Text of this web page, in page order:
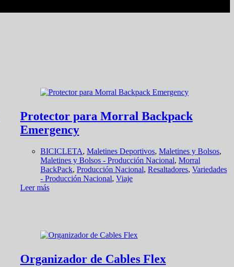
Protector para Morral Backpack
Emergency
BICICLETA, Maletines Deportivos, Maletines y Bolsos,
Maletines y Bolsos - Producción Nacional, Morral
BackPack, Producción Nacional, Resaltadores, Variedades
- Producción Nacional, Viaje
Leer más
Organizador de Cables Flex